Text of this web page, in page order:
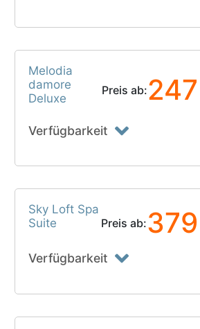
Melodia
damore
Deluxe
Preis ab:
Verfügbarkeit
Sky Loft Spa
Suite
Preis ab:
Verfügbarkeit